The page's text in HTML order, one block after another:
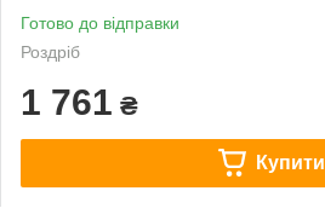
Готово до відправки
Роздріб
1 761 ₴
Купити